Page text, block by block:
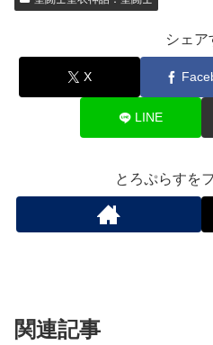
シェア
X
LINE
とろぷらすを
関連記事